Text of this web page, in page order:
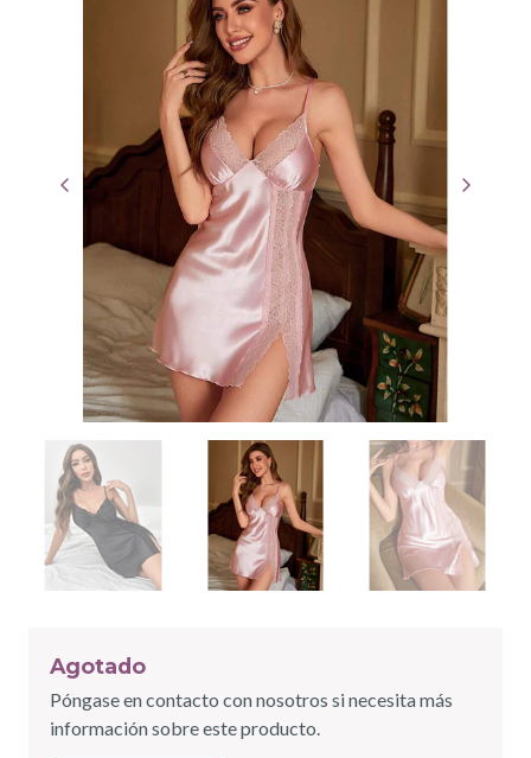
Agotado
Póngase en contacto con nosotros si necesita más
información sobre este producto.